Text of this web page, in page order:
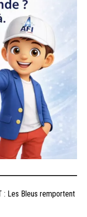
: Les Bleus remportent